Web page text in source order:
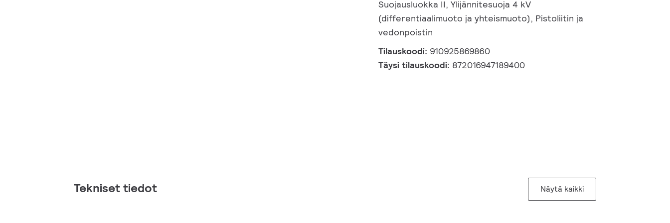
Suojausluokka II, Ylijännitesuoja 4 kV
(differentiaalimuoto ja yhteismuoto), Pistoliitin ja
vedonpoistin
Tilauskoodi: 910925869860
Täysi tilauskoodi: 872016947189400
Tekniset tiedot Näytä kaikki